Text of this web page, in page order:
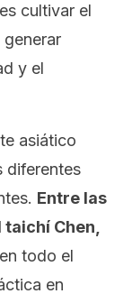
cultivar el
y el
asiático
diferentes
Entre las
taichí Chen
todo el
en